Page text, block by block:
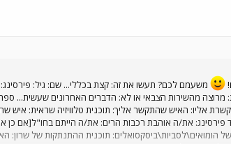
משעמם לכם? תעשו את זה: קצת בכללי... שם: גיל: פירסינג:
מרוצה מהשירות הצבאי או לא: הדברים האחרונים שעשית...
אליו: האיש שהתקשר אליך: תוכנית טלוויזיה שראית: איש
את/ה אוהבת רכבות הרים: את/ה הייתם בחו"ל[אם כן
הומואים\לסביות\ביסקסואלים: תוכנית ההתנתקות של